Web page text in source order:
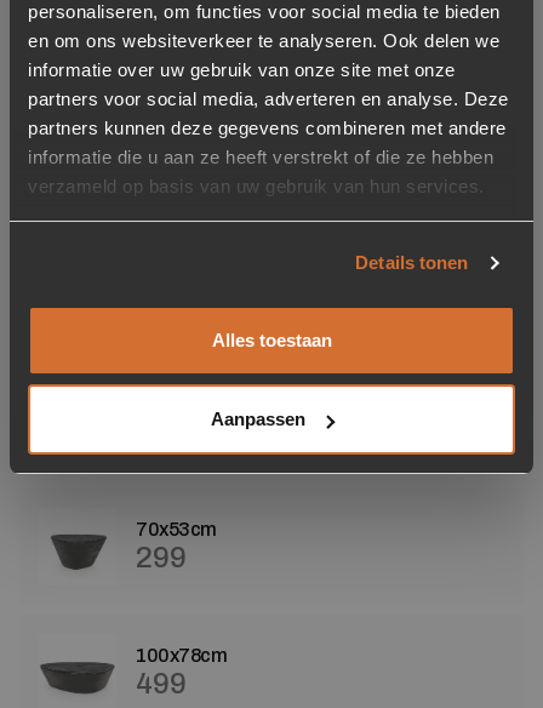
personaliseren, om functies voor social media te bieden
en om ons websiteverkeer te analyseren. Ook delen we
informatie over uw gebruik van onze site met onze
partners voor social media, adverteren en analyse. Deze
partners kunnen deze gegevens combineren met andere
informatie die u aan ze heeft verstrekt of die ze hebben
verzameld op basis van uw gebruik van hun services.
Details tonen
Alles toestaan
Aanpassen
Toevoegen aan verlanglijstje
Verwijderen van verlanglijst
Op voorraad
70x53cm
299
100x78cm
499